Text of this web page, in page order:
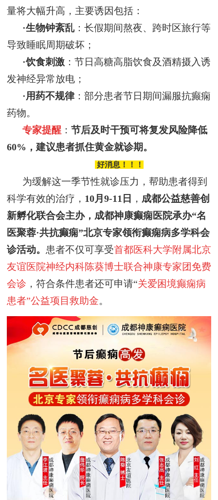
量将大幅升高，主要诱因包括：
·生物钟紊乱：长假期间熬夜、跨时区旅行等
导致睡眠周期破坏；
·饮食刺激 ：节日高糖高脂饮食及酒精摄入诱
发神经异常放电；
·用药不规律：部分患者节日期间漏服抗癫痫
药物。
专家提醒 ：节后及时干预可将复发风险降低
60%，建议患者抓住黄金就诊期。
好消息！！！
为缓解这一季节性就诊压力， 帮助患者得到
科学有效的治疗， 10月 9-11 日 ， 成都公益慈善创
新孵化联合会主办， 成都神康癫痫医院承办“名
医聚蓉·共抗癫痫”北京专家领衔癫痫病多学科会
诊活动。 患者不仅可享受首都医科大学附属北京
友谊医院神经内科陈葵博士联合神康专家团免费
会诊 ，符合条件患者还可申请“关爱困境癫痫病
患者”公益项目救助金。